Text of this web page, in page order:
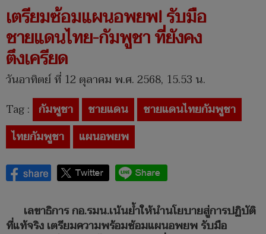
เตรียมซ้อมแผนอพยพ! รับมือ
ชายแดนไทย-กัมพูชา ที่ยังคง
ตึงเครียด
วันอาทิตย์ ที่ 12 ตุลาคม พ.ศ. 2568, 15.53 น.
Tag : กัมพูชา ชายแดน
ชายแดนไทยกัมพูชา
ไทยกัมพูชา
แผนอพยพ
เลขาธิการ กอ.รมน.เน้นย้ำให้นำนโยบายสู่การปฏิบัติ
ที่แท้จริง เตรียมความพร้อมซ้อมแผนอพยพ รับมือ